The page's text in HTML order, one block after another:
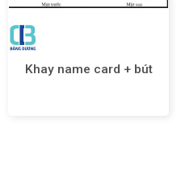
Khay name card + bút